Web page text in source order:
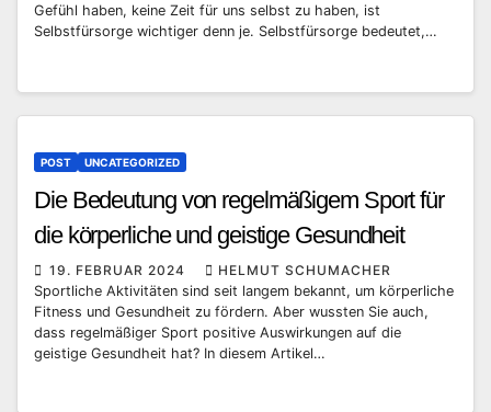
Gefühl haben, keine Zeit für uns selbst zu haben, ist
Selbstfürsorge wichtiger denn je. Selbstfürsorge bedeutet,…
POST UNCATEGORIZED
Die Bedeutung von regelmäßigem Sport für
die körperliche und geistige Gesundheit
19. FEBRUAR 2024
HELMUT SCHUMACHER
Sportliche Aktivitäten sind seit langem bekannt, um körperliche
Fitness und Gesundheit zu fördern. Aber wussten Sie auch,
dass regelmäßiger Sport positive Auswirkungen auf die
geistige Gesundheit hat? In diesem Artikel…